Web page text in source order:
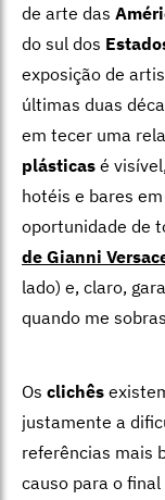
de arte das
do sul dos
exposição de
últimas duas
em tecer uma
plásticas é
hotéis e bares
oportunidade de
de Gianni
lado) e, claro,
quando me
Os clichês
justamente a
referências mais
causo para o